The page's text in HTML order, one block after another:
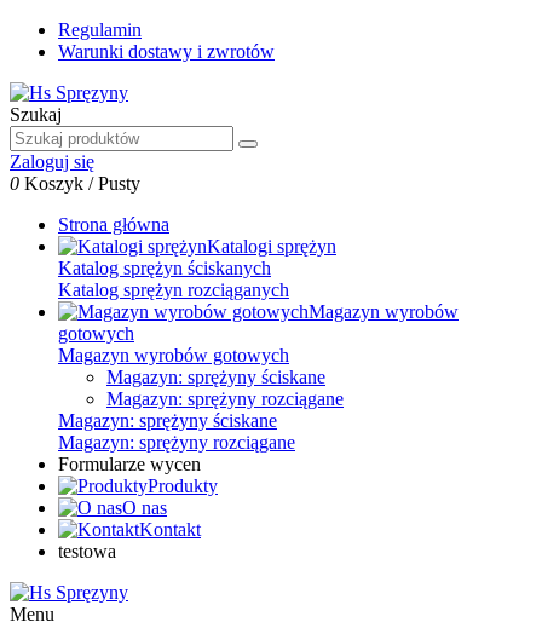
Regulamin
Warunki dostawy i zwrotów
Szukaj
Zaloguj się
0 Koszyk /Pusty
Strona główna
Katalogi sprężyn
Katalog sprężyn ściskanych
Katalog sprężyn rozciąganych
Magazyn wyrobów
gotowych
Magazyn wyrobów gotowych
Magazyn: sprężyny ściskane
Magazyn: sprężyny rozciągane
Magazyn: sprężyny ściskane
Magazyn: sprężyny rozciągane
Formularze wycen
Produkty
O nas
Kontakt
testowa
Menu